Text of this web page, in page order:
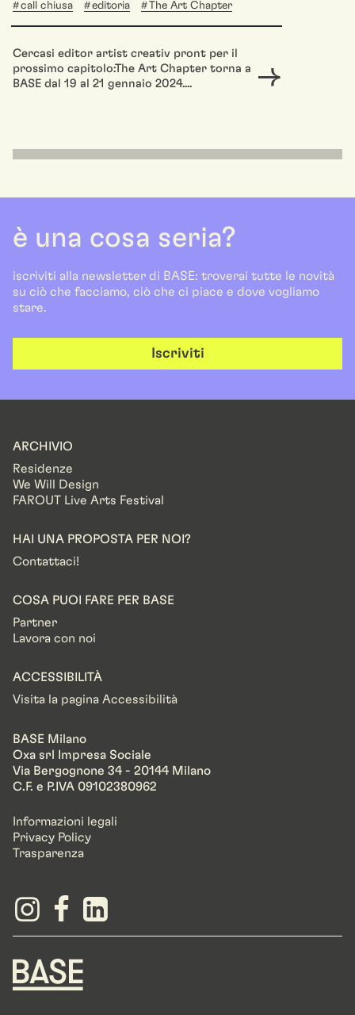
call chiusa editoria The Art Chapter
Cercasi editor artist creativ pront per il
prossimo capitolo:The Art Chapter torna a
BASE dal 19 al 21 gennaio 2024....
è una cosa seria?
iscriviti alla newsletter di BASE: troverai tutte le novità
su ciò che facciamo, ciò che ci piace e dove vogliamo
stare.
Iscriviti
ARCHIVIO
Residenze
We Will Design
FAROUT Live Arts Festival
HAI UNA PROPOSTA PER NOI?
Contattaci!
COSA PUOI FARE PER BASE
Partner
Lavora con noi
ACCESSIBILITÀ
Visita la pagina Accessibilità
BASE Milano
Oxa srl Impresa Sociale
Via Bergognone 34 - 20144 Milano
C.F. e P.IVA 09102380962
Informazioni legali
Privacy Policy
Trasparenza